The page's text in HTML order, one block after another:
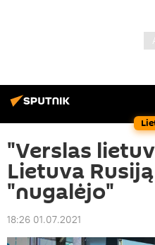
"Verslas
Lietuva
"nugalėjo"
18:26 01.07.2021